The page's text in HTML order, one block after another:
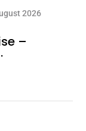
2026
–
sollten